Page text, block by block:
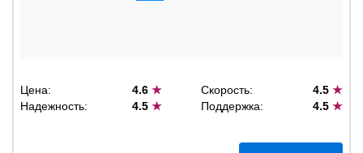
Цена: 4.6★ Скорость: 4.5 ★
Надежность:
4.5★ Поддержка: 4.5 ★